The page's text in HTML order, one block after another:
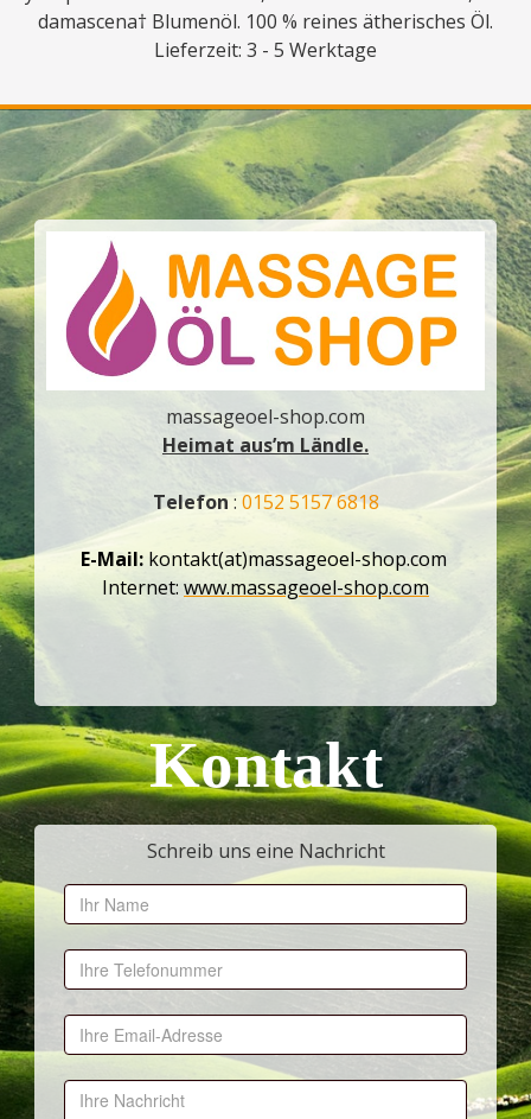
damascena† Blumenöl. 100 % reines ätherisches Öl.
Lieferzeit: 3 - 5 Werktage
massageoel-shop.com
Heimat aus’m Ländle.
Telefon: 0152 5157 6818
E-Mail: kontakt(at)massageoel-shop.com
Internet: www.massageoel-shop.com
Kontakt
Schreib uns eine Nachricht